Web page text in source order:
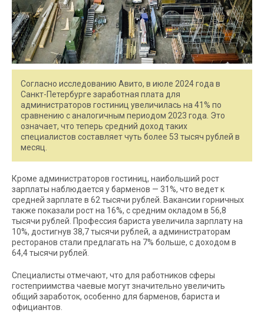
Согласно исследованию Авито, в июле 2024 года в
Санкт-Петербурге заработная плата для
администраторов гостиниц увеличилась на 41% по
сравнению с аналогичным периодом 2023 года. Это
означает, что теперь средний доход таких
специалистов составляет чуть более 53 тысяч рублей в
месяц.
Кроме администраторов гостиниц, наибольший рост
зарплаты наблюдается у барменов — 31%, что ведет к
средней зарплате в 62 тысячи рублей. Вакансии горничных
также показали рост на 16%, с средним окладом в 56,8
тысячи рублей. Профессия бариста увеличила зарплату на
10%, достигнув 38,7 тысячи рублей, а администраторам
ресторанов стали предлагать на 7% больше, с доходом в
64,4 тысячи рублей.
Специалисты отмечают, что для работников сферы
гостеприимства чаевые могут значительно увеличить
общий заработок, особенно для барменов, бариста и
официантов.